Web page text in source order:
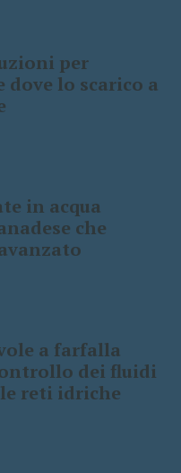
per
dove lo scarico a
in acqua
che
a farfalla
dei fluidi
reti idriche